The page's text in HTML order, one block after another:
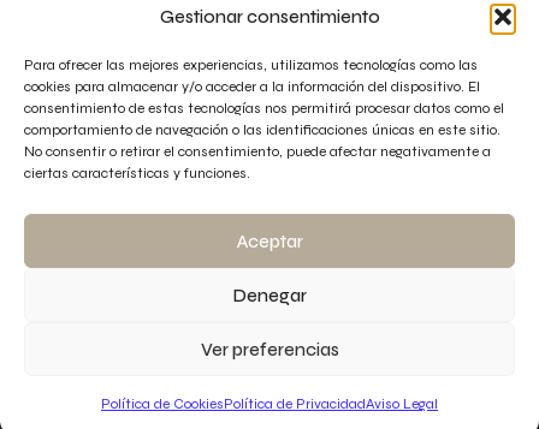
Gestionar consentimiento
Para ofrecer las mejores experiencias, utilizamos tecnologías como las
cookies para almacenar y/o acceder a la información del dispositivo. El
consentimiento de estas tecnologías nos permitirá procesar datos como el
comportamiento de navegación o las identificaciones únicas en este sitio.
No consentir o retirar el consentimiento, puede afectar negativamente a
ciertas características y funciones.
Aceptar
Denegar
Ver preferencias
Política de CookiesPolítica de PrivacidadAviso Legal
Aviso LegalPolítica de Privacidad
Gestionar Cookies